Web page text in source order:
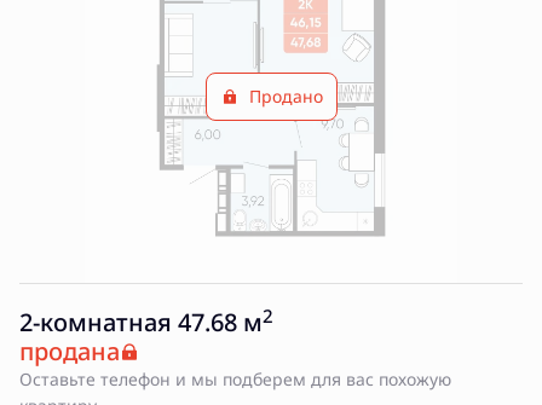
Продано
2-комнатная 47.68 м2
продана
Оставьте телефон и мы подберем для вас похожую